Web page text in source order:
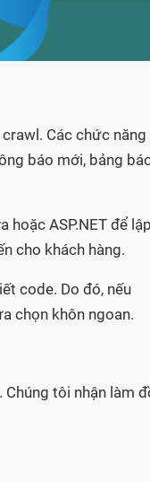
Các chức năng
báo mới, bảng
hoặc ASP.NET để
cho khách hàng.
code. Do đó, nếu
chọn khôn ngoan.
tôi nhận làm